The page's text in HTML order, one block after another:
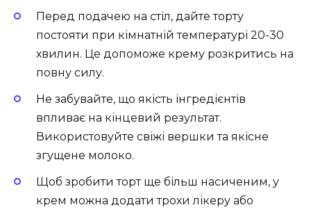
Перед подачею на стіл, дайте торту
постояти при кімнатній температурі 20-30
хвилин. Це допоможе крему розкритись на
повну силу.
Не забувайте, що якість інгредієнтів
впливає на кінцевий результат.
Використовуйте свіжі вершки та якісне
згущене молоко.
Щоб зробити торт ще більш насиченим, у
крем можна додати трохи лікеру або